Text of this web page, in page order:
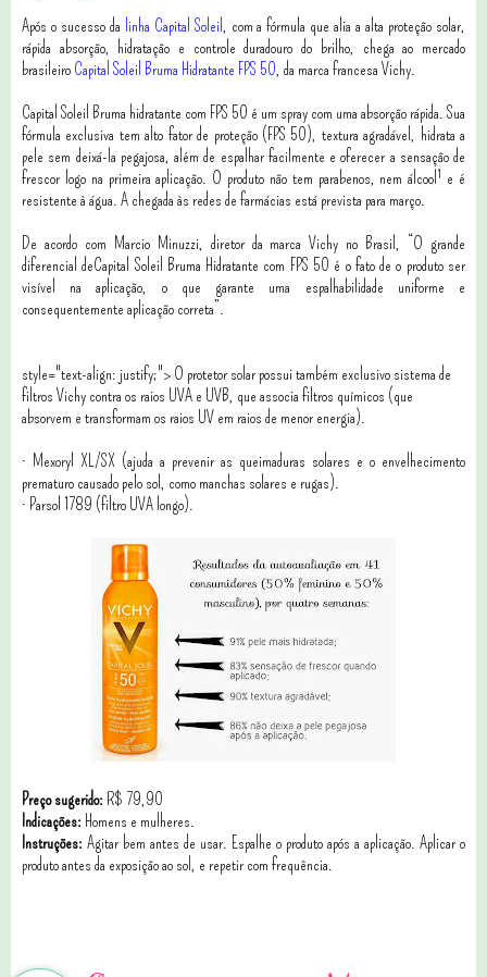
Após o sucesso da linha Capital Soleil
, com a fórmula que alia a alta proteção solar,
rápida absorção, hidratação e controle duradouro do brilho, chega ao mercado
brasileiro Capital Soleil Bruma Hidratante FPS 50 , da marca francesa Vichy.
Capital Soleil Bruma hidratante com FPS 50 é um spray com uma absorção rápida. Sua
fórmula exclusiva tem alto fator de proteção (FPS 50), textura agradável, hidrata a
pele sem deixá-la pegajosa, além de espalhar facilmente e oferecer a sensação de
frescor logo na primeira aplicação. O produto não tem parabenos, nem álcool¹ e é
resistente à água. A chegada às redes de farmácias está prevista para março.
De acordo com Marcio Minuzzi, diretor da marca Vichy no Brasil, “O grande
diferencial deCapital Soleil Bruma Hidratante com FPS 50 é o fato de o produto ser
visível na aplicação, o que garante uma espalhabilidade uniforme e
consequentemente aplicação correta”.
style="text-align: justify;"> O protetor solar possui também exclusivo sistema de
filtros Vichy contra os raios UVA e UVB, que associa filtros químicos (que
absorvem e transformam os raios UV em raios de menor energia).
· Mexoryl XL/SX (ajuda a prevenir as queimaduras solares e o envelhecimento
prematuro causado pelo sol, como manchas solares e rugas).
· Parsol 1789 (filtro UVA longo).
Preço sugerido: R$ 79,90
Indicações: Homens e mulheres.
Instruções: Agitar bem antes de usar. Espalhe o produto após a aplicação. Aplicar o
produto antes da exposição ao sol, e repetir com frequência.